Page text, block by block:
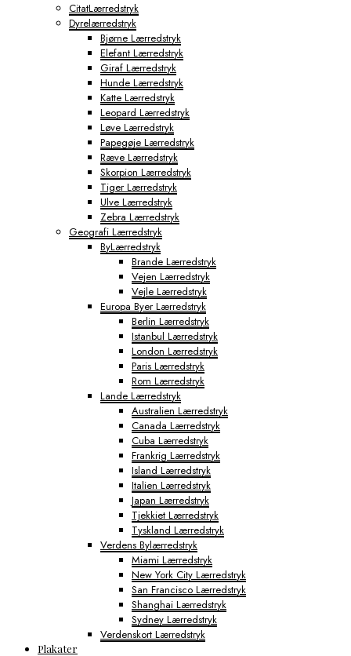
CitatLærredstryk
Dyrelærredstryk
Bjørne Lærredstryk
Elefant Lærredstryk
Giraf Lærredstryk
Hunde Lærredstryk
Katte Lærredstryk
Leopard Lærredstryk
Løve Lærredstryk
Papegøje Lærredstryk
Ræve Lærredstryk
Skorpion Lærredstryk
Tiger Lærredstryk
Ulve Lærredstryk
Zebra Lærredstryk
Geografi Lærredstryk
ByLærredstryk
Brande Lærredstryk
Vejen Lærredstryk
Vejle Lærredstryk
Europa Byer Lærredstryk
Berlin Lærredstryk
Istanbul Lærredstryk
London Lærredstryk
Paris Lærredstryk
Rom Lærredstryk
Lande Lærredstryk
Australien Lærredstryk
Canada Lærredstryk
Cuba Lærredstryk
Frankrig Lærredstryk
Island Lærredstryk
Italien Lærredstryk
Japan Lærredstryk
Tjekkiet Lærredstryk
Tyskland Lærredstryk
Verdens Bylærredstryk
Miami Lærredstryk
New York City Lærredstryk
San Francisco Lærredstryk
Shanghai Lærredstryk
Sydney Lærredstryk
Verdenskort Lærredstryk
Plakater